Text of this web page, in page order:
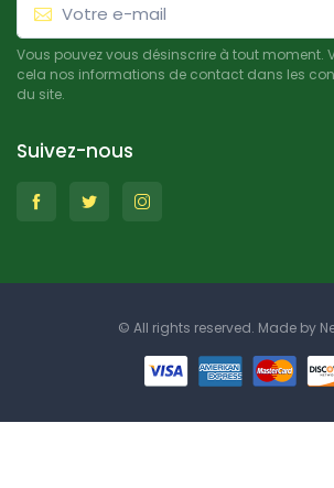
Vous pouvez vous désinscrire à tout moment.
cela nos informations de contact dans les
du site.
Suivez-nous
© All rights reserved. Made by